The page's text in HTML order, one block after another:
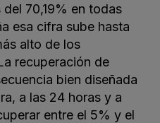
70,19% en todas
esa cifra sube hasta
alto de los
recuperación de
bien diseñada
a las 24 horas y a
entre el 5% y el